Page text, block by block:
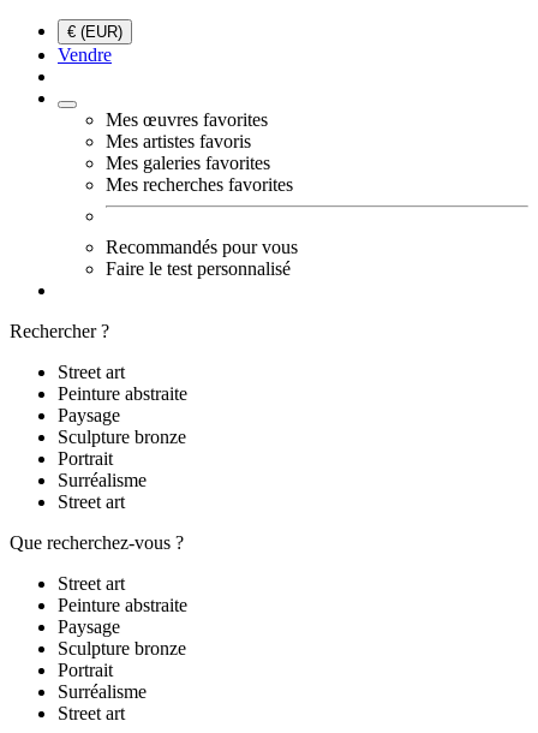
€ (EUR)
Vendre
Mes œuvres favorites
Mes artistes favoris
Mes galeries favorites
Mes recherches favorites
Recommandés pour vous
Faire le test personnalisé
Rechercher ?
Street art
Peinture abstraite
Paysage
Sculpture bronze
Portrait
Surréalisme
Street art
Que recherchez-vous ?
Street art
Peinture abstraite
Paysage
Sculpture bronze
Portrait
Surréalisme
Street art